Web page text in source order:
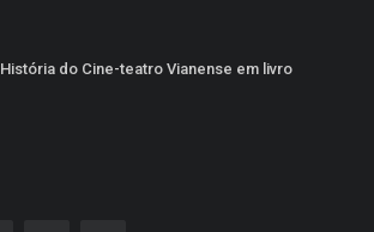
História do Cine-teatro Vianense em livro